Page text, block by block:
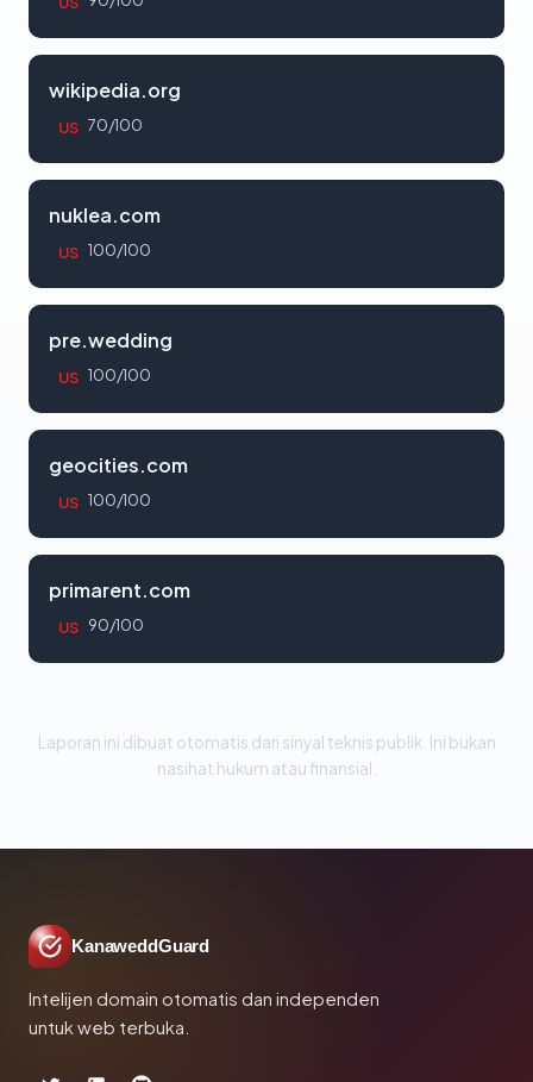
wikipedia.org
US 70/100
nuklea.com
US 100/100
pre.wedding
US 100/100
geocities.com
US 100/100
primarent.com
US 90/100
Laporan ini dibuat otomatis dari sinyal teknis publik. Ini bukan
nasihat hukum atau finansial.
KanaweddGuard
Intelijen domain otomatis dan independen
untuk web terbuka.